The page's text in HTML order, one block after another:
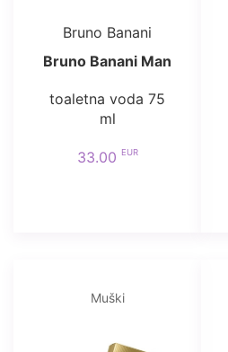
Bruno Banani
Bruno Banani Man
toaletna voda 75
ml
33.00 EUR
Muški